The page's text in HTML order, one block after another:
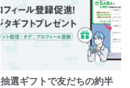
抽選ギフトで友だちの約半